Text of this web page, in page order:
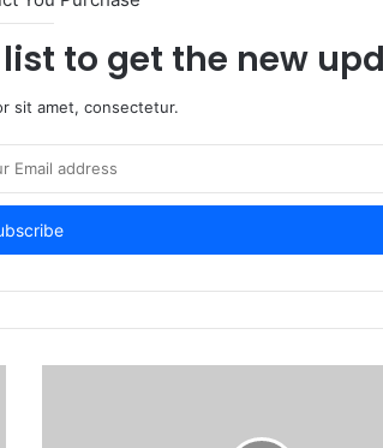
to get the new
sit amet, consectetur.